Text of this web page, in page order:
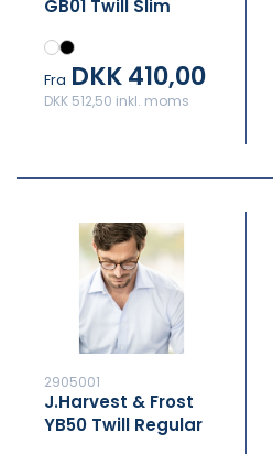
GB01 Twill Slim
Fra DKK 410,00
DKK 512,50 inkl. moms
2905001
J.Harvest & Frost
YB50 Twill Regular